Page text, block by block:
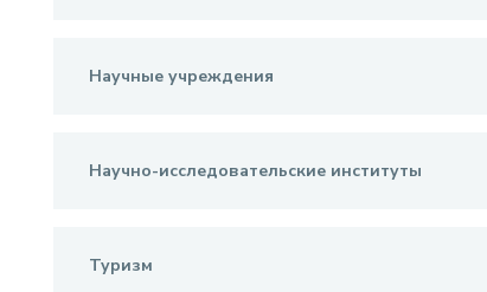
Научные учреждения
Научно-исследовательские институты
Туризм